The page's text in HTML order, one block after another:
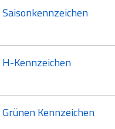
Kennzeichen
Kennzeichen